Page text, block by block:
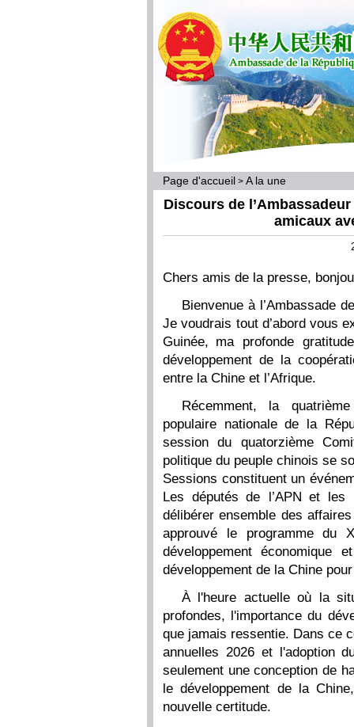
Page d'accueil > A la une
Discours de
amicaux
Chers amis de la presse,
Bienvenue à l’Ambassade
Je voudrais tout d’abord vous
Guinée, ma profonde
développement de la
entre la Chine et l’Afrique.
Récemment, la
populaire nationale de la
session du quatorzième
politique du peuple chinois se
Sessions constituent un
Les députés de l’APN et
délibérer ensemble des
approuvé le programme du
développement
développement de la Chine
À l'heure actuelle où la
profondes, l'importance du
que jamais ressentie. Dans ce
annuelles 2026 et l'adoption
seulement une conception de
le développement de la
nouvelle certitude.